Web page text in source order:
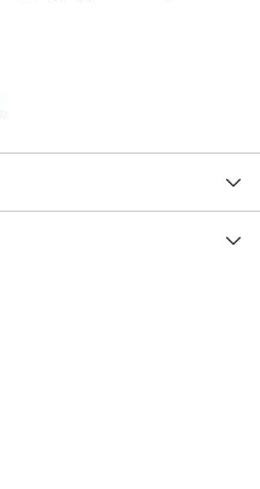
98 cm